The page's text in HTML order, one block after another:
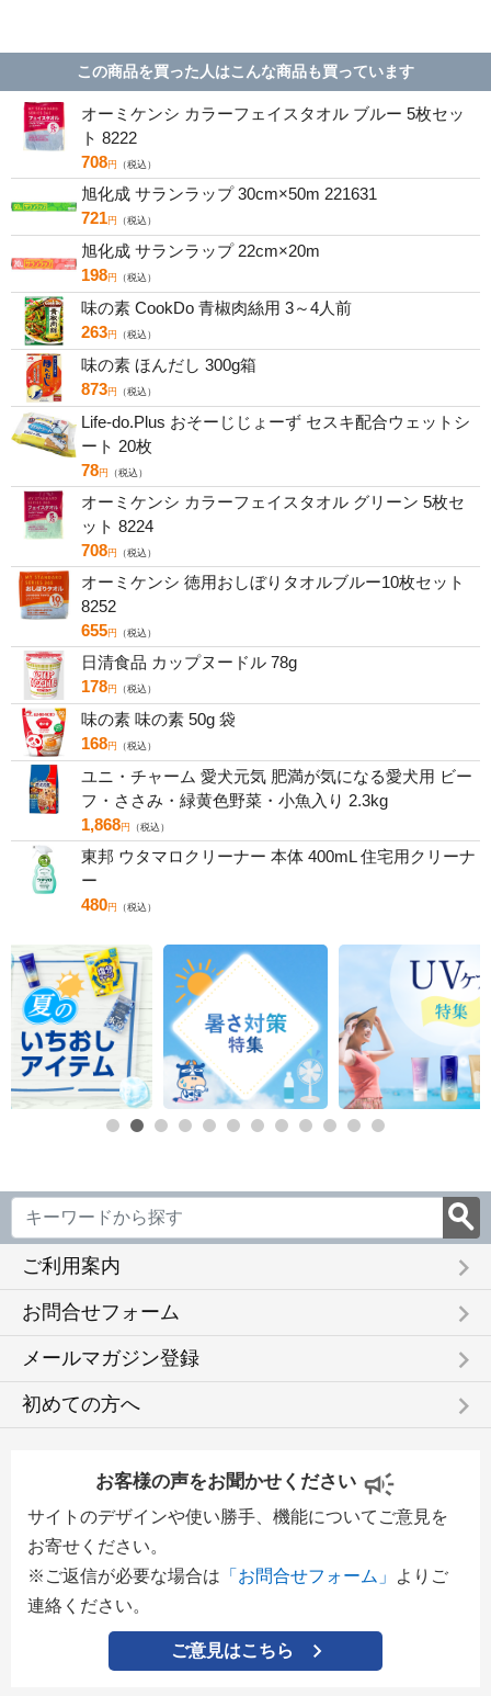
この商品を買った人はこんな商品も買っています
オーミケンシ カラーフェイスタオル ブルー 5枚セッ
ト 8222
708円 （税込）
旭化成 サランラップ 30cm×50m 221631
721円 （税込）
旭化成 サランラップ 22cm×20m
198円 （税込）
味の素 CookDo 青椒肉絲用 3～4人前
263円 （税込）
味の素 ほんだし 300g箱
873円 （税込）
Life-do.Plus おそーじじょーず セスキ配合ウェットシ
ート 20枚
78円 （税込）
オーミケンシ カラーフェイスタオル グリーン 5枚セ
ット 8224
708円 （税込）
オーミケンシ 徳用おしぼりタオルブルー10枚セット
8252
655円 （税込）
日清食品 カップヌードル 78g
178円 （税込）
味の素 味の素 50g 袋
168円 （税込）
ユニ・チャーム 愛犬元気 肥満が気になる愛犬用 ビー
フ・ささみ・緑黄色野菜・小魚入り 2.3kg
1,868円 （税込）
東邦 ウタマロクリーナー 本体 400mL 住宅用クリーナ
ー
480円 （税込）
ご利用案内 keyboard_arrow_right
お問合せフォーム keyboard_arrow_right
メールマガジン登録 keyboard_arrow_right
初めての方へ keyboard_arrow_right
お客様の声をお聞かせください
サイトのデザインや使い勝手、機能についてご意見を
お寄せください。
※ご返信が必要な場合は 「お問合せフォーム」
よりご
連絡ください。
ご意見はこちら